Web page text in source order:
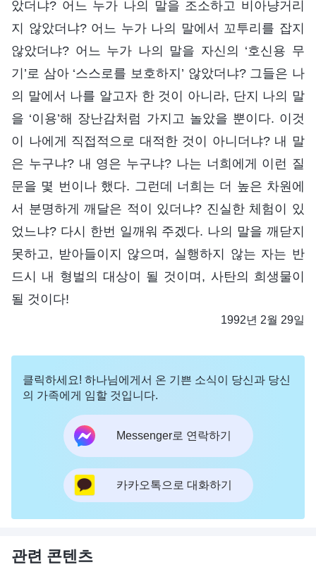
았더냐? 어느 누가 나의 말을 조소하고 비아냥거리
지 않았더냐? 어느 누가 나의 말에서 꼬투리를 잡지
않았더냐? 어느 누가 나의 말을 자신의 ‘호신용 무
기’로 삼아 ‘스스로를 보호하지’ 않았더냐? 그들은 나
의 말에서 나를 알고자 한 것이 아니라, 단지 나의 말
을 ‘이용’해 장난감처럼 가지고 놀았을 뿐이다. 이것
이 나에게 직접적으로 대적한 것이 아니더냐? 내 말
은 누구냐? 내 영은 누구냐? 나는 너희에게 이런 질
문을 몇 번이나 했다. 그런데 너희는 더 높은 차원에
서 분명하게 깨달은 적이 있더냐? 진실한 체험이 있
었느냐? 다시 한번 일깨워 주겠다. 나의 말을 깨닫지
못하고, 받아들이지 않으며, 실행하지 않는 자는 반
드시 내 형벌의 대상이 될 것이며, 사탄의 희생물이
될 것이다!
1992년 2월 29일
클릭하세요! 하나님에게서 온 기쁜 소식이 당신과 당신
의 가족에게 임할 것입니다.
Messenger로 연락하기
카카오톡으로 대화하기
관련 콘텐츠